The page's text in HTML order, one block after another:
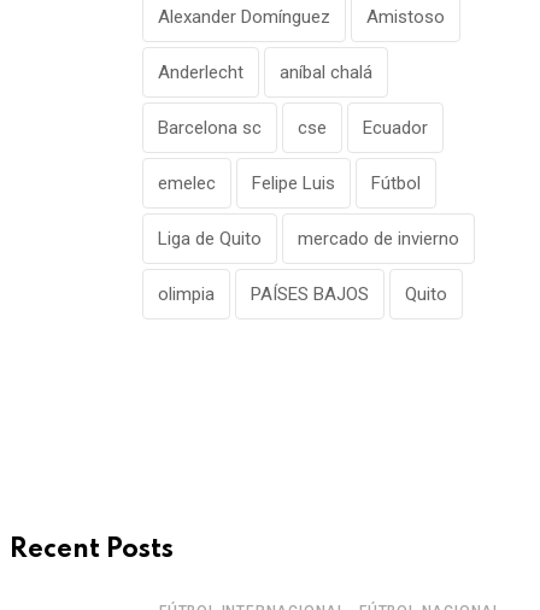
AGOSTO 6, 2026
Alexander Domínguez Amistoso
Anderlecht aníbal chalá
Barcelona sc cse Ecuador
emelec Felipe Luis Fútbol
Liga de Quito mercado de invierno
olimpia PAÍSES BAJOS Quito
Recent Posts